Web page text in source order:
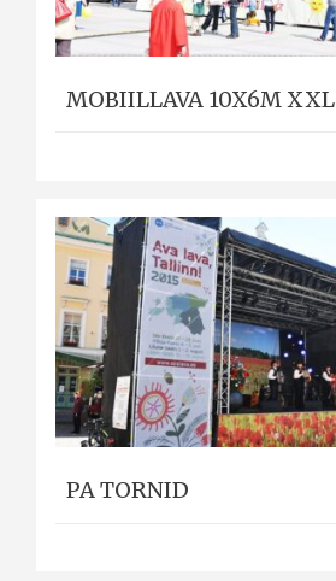
MOBIILLAVA 10X6M XXL
PA TORNID